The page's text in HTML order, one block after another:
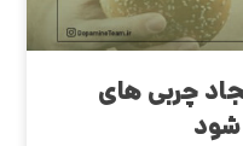
چربی های